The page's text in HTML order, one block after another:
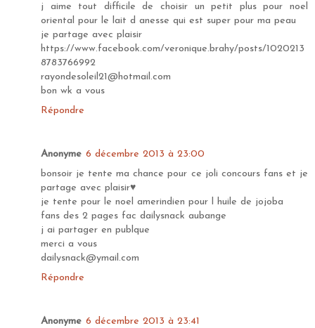
j aime tout difficile de choisir un petit plus pour noel
oriental pour le lait d anesse qui est super pour ma peau
je partage avec plaisir
https://www.facebook.com/veronique.brahy/posts/1020213
8783766992
rayondesoleil21@hotmail.com
bon wk a vous
Répondre
Anonyme 6 décembre 2013 à 23:00
bonsoir je tente ma chance pour ce joli concours fans et je
partage avec plaisir♥
je tente pour le noel amerindien pour l huile de jojoba
fans des 2 pages fac dailysnack aubange
j ai partager en publque
merci a vous
dailysnack@ymail.com
Répondre
Anonyme 6 décembre 2013 à 23:41